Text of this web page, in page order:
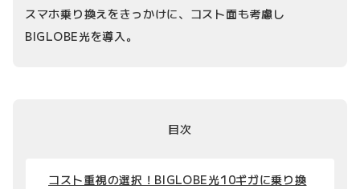
スマホ乗り換えをきっかけに、コスト面も考慮し
BIGLOBE光を導入。
目次
コスト重視の選択！BIGLOBE光10ギガに乗り換